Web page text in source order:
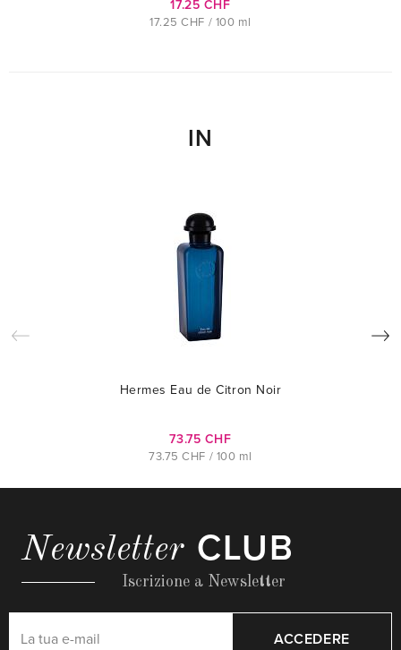
17.25 CHF
17.25 CHF / 100 ml
IN
Hermes Eau de Citron Noir
73.75 CHF
73.75 CHF / 100 ml
Newsletter CLUB
Iscrizione a Newsletter
ACCEDERE